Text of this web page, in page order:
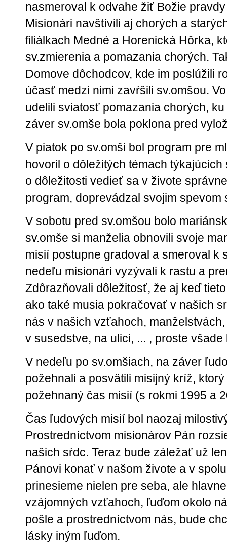
nasmeroval k odvahe žiť Božie
Misionári navštívili aj chorých a
filiálkach Medné a Horenická Hôrka,
sv.zmierenia a pomazania chorých.
Domove dôchodcov, kde im poslúžili
účasť medzi nimi zavŕšili sv.omšou.
udelili sviatosť pomazania chorých,
záver sv.omše bola poklona pred
V piatok po sv.omši bol program pre
hovoril o dôležitých témach
o dôležitosti vedieť sa v živote
program, doprevádzal svojim spevom
V sobotu pred sv.omšou bolo
sv.omše si manželia obnovili svoje
misií postupne gradoval a smeroval k
nedeľu misionári vyzývali k rastu a
Zdôrazňovali dôležitosť, že aj keď
ako také musia pokračovať v našich
nás v našich vzťahoch,
v susedstve, na ulici, ... , proste
V nedeľu po sv.omšiach, na záver
požehnali a posvätili misijný kríž,
požehnaný čas misií (s rokmi 1995 a
Čas ľudových misií bol naozaj
Prostredníctvom misionárov Pán
našich sŕdc. Teraz bude záležať už
Pánovi konať v našom živote a v
prinesieme nielen pre seba, ale
vzájomných vzťahoch, ľuďom okolo
pošle a prostredníctvom nás, bude
lásky iným ľuďom.